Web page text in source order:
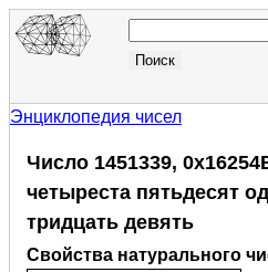
Энциклопедия чисел
Число 1451339,
четыреста пятьдесят
тридцать девять
Свойства натурального